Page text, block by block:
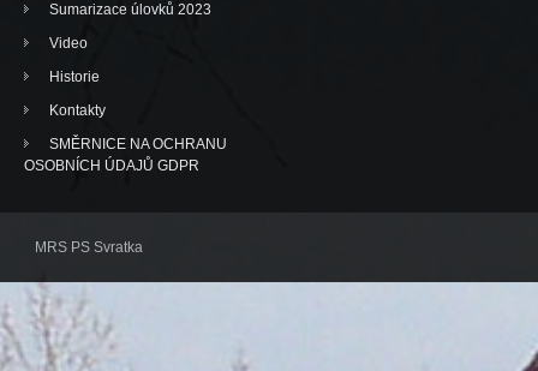
Sumarizace úlovků 2023
Video
Historie
Kontakty
SMĚRNICE NA OCHRANU
OSOBNÍCH ÚDAJŮ GDPR
MRS PS Svratka